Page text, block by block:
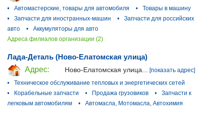
•
Автомастерские, товары для автомобиля •
Товары в машину
•
Запчасти для иностранных-машин •
Запчасти для российских
авто
•
Аккумуляторы для авто
Адреса филиалов организации (2)
Лада-Деталь (Ново-Елатомская улица)
Адрес:
Ново-Елатомская улица...
[показать адрес]
•
Техническое обслуживание тепловых и энергетических сетей
•
Корабельные запчасти • Продажа грузовиков •
Запчасти к
легковым автомобилям
• Автомасла, Мотомасла, Автохимия